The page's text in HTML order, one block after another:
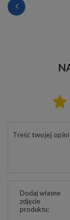
Treść twojej
Dodaj własne
zdjęcie
produktu: